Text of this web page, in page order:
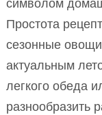
символом
Простота
сезонные
актуальным
легкого обеда
разнообразить